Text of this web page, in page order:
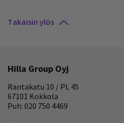
Takaisin ylös
Hilla Group Oyj
Rantakatu 10 / PL 45
67101 Kokkola
Puh: 020 750 4469